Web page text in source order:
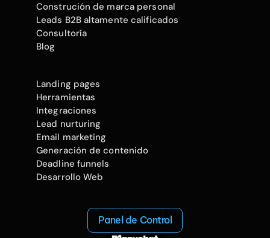
Construción de marca personal
Leads B2B altamente calificados
Consultoría
Blog
Landing pages
Herramientas
Integraciones
Lead nurturing
Email marketing
Generación de contenido
Deadline funnels
Desarrollo Web
Panel de Control